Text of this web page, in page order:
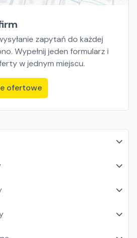
zapytań do każdej
Wypełnij jeden formularz i
w jednym miejscu.
ofertowe